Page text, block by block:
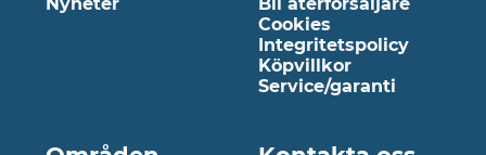
Cookies
Integritetspolicy
Köpvillkor
Service/garanti